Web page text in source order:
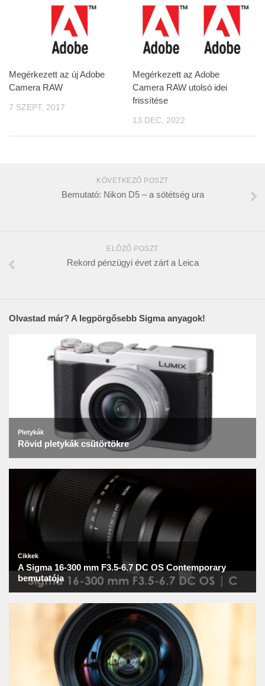
Megérkezett az új Adobe
Camera RAW
7 SZEPT, 2017
Megérkezett az Adobe
Camera RAW utolsó idei
frissítése
13 DEC, 2022
KÖVETKEZŐ POSZT
Bemutató: Nikon D5 – a sötétség ura
ELŐZŐ POSZT
Rekord pénzügyi évet zárt a Leica
Olvastad már? A legpörgősebb Sigma anyagok!